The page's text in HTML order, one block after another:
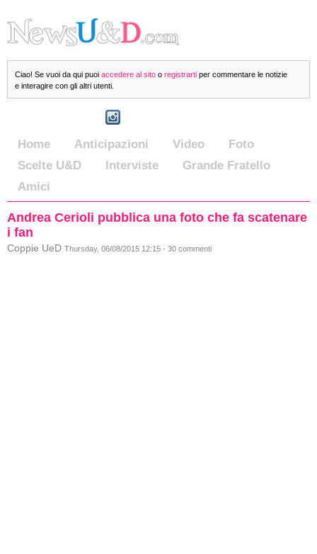
Ciao! Se vuoi da qui puoi accedere al sito o registrarti per commentare le notizie
e interagire con gli altri utenti.
Home Anticipazioni Video
Foto
Scelte U&D
Interviste
Grande Fratello
Amici
Andrea Cerioli pubblica una foto che fa scatenare
i fan
Coppie UeD Thursday, 06/08/2015 12:15 - 30 commenti